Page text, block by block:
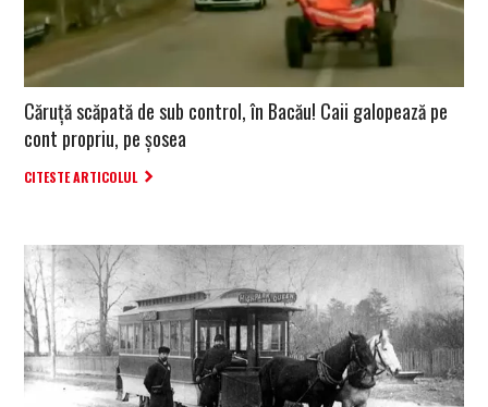
Căruță scăpată de sub control, în Bacău! Caii galopează pe
cont propriu, pe șosea
CITESTE ARTICOLUL